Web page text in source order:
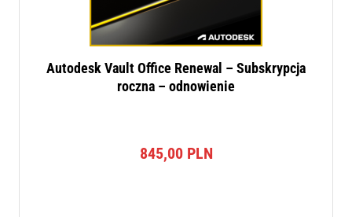
Autodesk Vault Office Renewal – Subskrypcja
roczna – odnowienie
845,00 PLN